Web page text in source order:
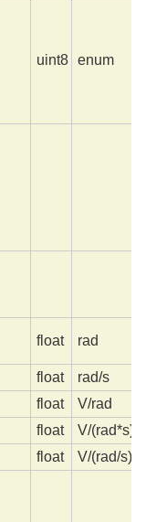
uint8 enum
float rad
float rad/s
float V/rad
float V/(rad*s)
float V/(rad/s)